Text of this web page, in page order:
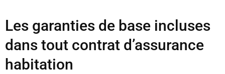
Les garanties de base incluses
dans tout contrat d’assurance
habitation